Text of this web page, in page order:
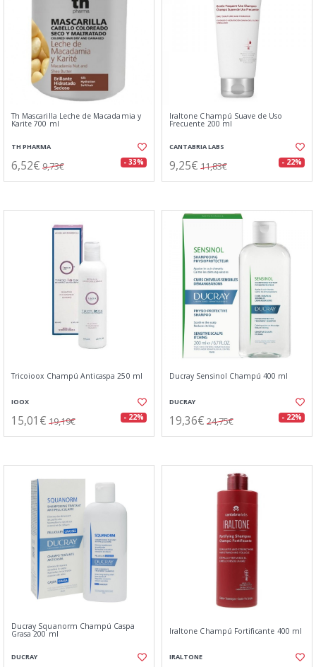
Th Mascarilla Leche de Macadamia y
Karite 700 ml
TH PHARMA
6,52€ 9,73€ - 33%
Iraltone Champú Suave de Uso
Frecuente 200 ml
CANTABRIA LABS
9,25€ 11,83€ - 22%
Tricoioox Champú Anticaspa 250 ml
IOOX
15,01€ 19,19€ - 22%
Ducray Sensinol Champú 400 ml
DUCRAY
19,36€ 24,75€ - 22%
Ducray Squanorm Champú Caspa
Grasa 200 ml
DUCRAY
Iraltone Champú Fortificante 400 ml
IRALTONE